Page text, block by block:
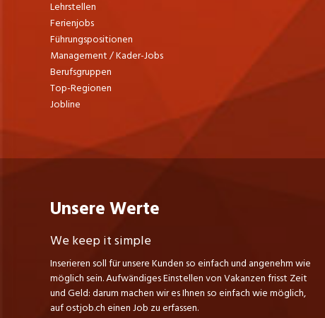
Lehrstellen
Ferienjobs
Führungspositionen
Management / Kader-Jobs
Berufsgruppen
Top-Regionen
Jobline
Unsere Werte
We keep it simple
Inserieren soll für unsere Kunden so einfach und angenehm wie
möglich sein. Aufwändiges Einstellen von Vakanzen frisst Zeit
und Geld: darum machen wir es Ihnen so einfach wie möglich,
auf ostjob.ch einen Job zu erfassen.